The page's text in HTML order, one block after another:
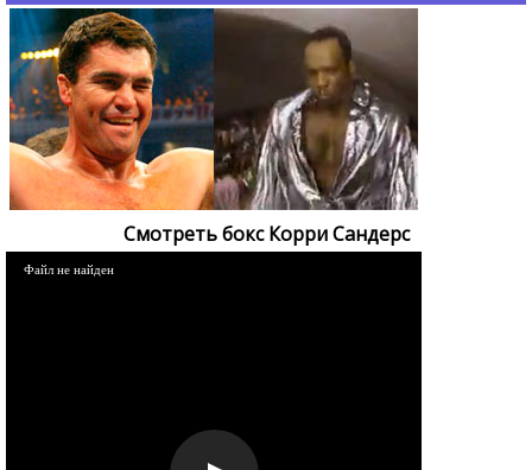
Смотреть бокс Корри Сандерс
Файл не найден